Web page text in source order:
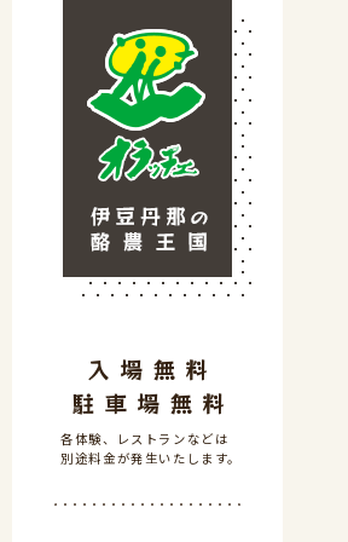
入場無料
駐車場無料
各体験、レストランなどは
別途料金が発生いたします。